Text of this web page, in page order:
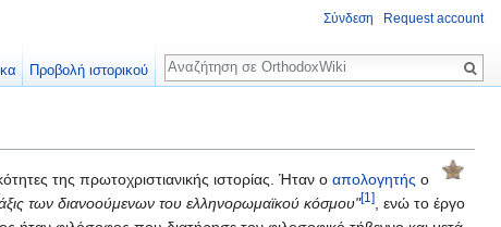
της πρωτοχριστιανικής ιστορίας. Ήταν ο απολογητής ο
των διανοούμενων του ελληνορωμαϊκού κόσμου"[1], ενώ το έργο
Σύνδεση Request account
Προβολή ιστορικού
Αναζήτηση